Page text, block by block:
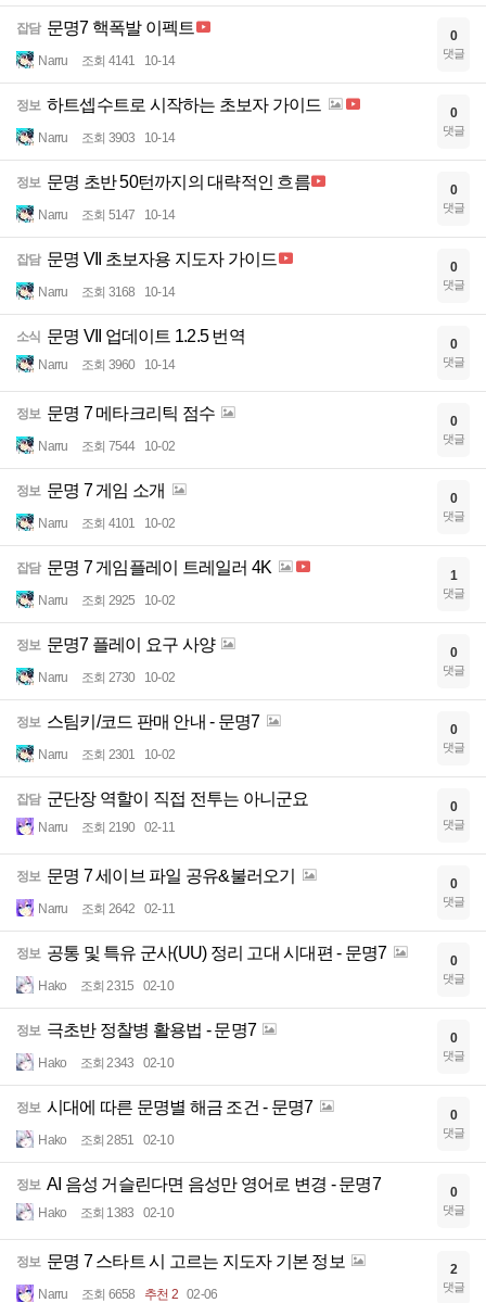
잡담 문명7 핵폭발 이펙트
Narru 조회 4141 10-14
0
댓글
정보 하트셉수트로 시작하는 초보자 가이드
Narru 조회 3903 10-14
0
댓글
정보 문명 초반 50턴까지의 대략적인 흐름
Narru 조회 5147 10-14
0
댓글
잡담 문명 VII 초보자용 지도자 가이드
Narru 조회 3168 10-14
0
댓글
소식 문명 VII 업데이트 1.2.5 번역
Narru 조회 3960 10-14
0
댓글
정보 문명 7 메타크리틱 점수
Narru 조회 7544 10-02
0
댓글
정보 문명 7 게임 소개
Narru 조회 4101 10-02
0
댓글
잡담 문명 7 게임플레이 트레일러 4K
Narru 조회 2925 10-02
1
댓글
정보 문명7 플레이 요구 사양
Narru 조회 2730 10-02
0
댓글
정보 스팀키/코드 판매 안내 - 문명7
Narru 조회 2301 10-02
0
댓글
잡담 군단장 역할이 직접 전투는 아니군요
Narru 조회 2190 02-11
0
댓글
정보 문명 7 세이브 파일 공유&불러오기
Narru 조회 2642 02-11
0
댓글
정보 공통 및 특유 군사(UU) 정리 고대 시대편 - 문명7
Hako 조회 2315 02-10
0
댓글
정보 극초반 정찰병 활용법 - 문명7
Hako 조회 2343 02-10
0
댓글
정보 시대에 따른 문명별 해금 조건 - 문명7
Hako 조회 2851 02-10
0
댓글
정보 AI 음성 거슬린다면 음성만 영어로 변경 - 문명7
Hako 조회 1383 02-10
0
댓글
정보 문명 7 스타트 시 고르는 지도자 기본 정보
Narru 조회 6658 추천 2 02-06
2
댓글